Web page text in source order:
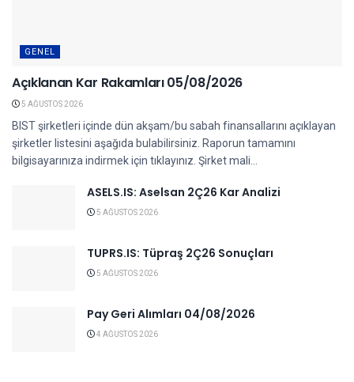
GENEL
Açıklanan Kar Rakamları 05/08/2026
5 AĞUSTOS 2026
BIST şirketleri içinde dün akşam/bu sabah finansallarını açıklayan
şirketler listesini aşağıda bulabilirsiniz. Raporun tamamını
bilgisayarınıza indirmek için tıklayınız. Şirket mali...
ASELS.IS: Aselsan 2Ç26 Kar Analizi
5 AĞUSTOS 2026
TUPRS.IS: Tüpraş 2Ç26 Sonuçları
5 AĞUSTOS 2026
Pay Geri Alımları 04/08/2026
4 AĞUSTOS 2026